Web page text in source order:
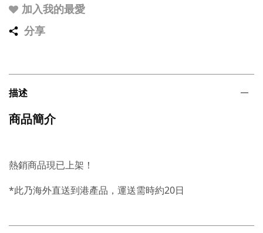
加入我的最愛
分享
描述
商品簡介
熱銷商品現已上架！
*此乃海外直送到港產品，運送需時約20日